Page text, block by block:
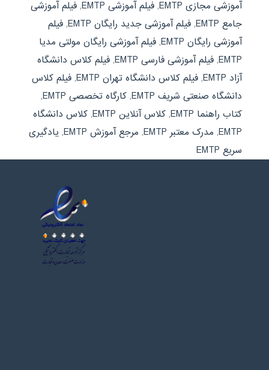
آموزشی مجازی EMTP
, فیلم آموزشی EMTP , فیلم آموزشی
جامع EMTP
, فیلم آموزشی جدید رایگان EMTP , فیلم
آموزشی رایگان EMTP
, فیلم آموزشی رایگان مولتی مدیا
EMTP
, فیلم آموزشی فارسی EMTP , فیلم کلاس دانشگاه
آزاد EMTP
, فیلم کلاس دانشگاه تهران EMTP , فیلم کلاس
دانشگاه صنعتی شریف EMTP
, کارگاه تخصصی EMTP
,
کتاب راهنما EMTP
, کلاس آنلاین EMTP , کلاس دانشگاه
EMTP
, مدرک معتبر EMTP , مرجع آموزش EMTP , یادگیری
سریع EMTP